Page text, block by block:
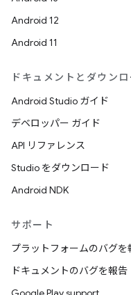
Android 12
Android 11
ドキュメントとダウンロ
Android Studio ガイド
デベロッパー ガイド
API リファレンス
Studio をダウンロード
Android NDK
サポート
プラットフォームのバグを
ドキュメントのバグを報告